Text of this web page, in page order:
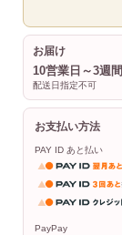
お届け
10営業日～3週間
配送日指定不可
お支払い方法
PAY ID あと払い
PayPay